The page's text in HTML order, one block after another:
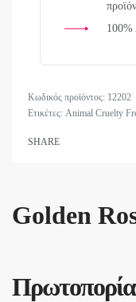
100%
12202
Ετικέτες: Animal Cruelty
SHARE
Golden